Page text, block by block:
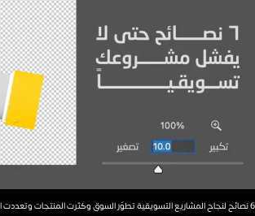
6 نصائح لنجاح المشاريع التسويقية تطوّر السوق وكثرت المنتجات وتعددت